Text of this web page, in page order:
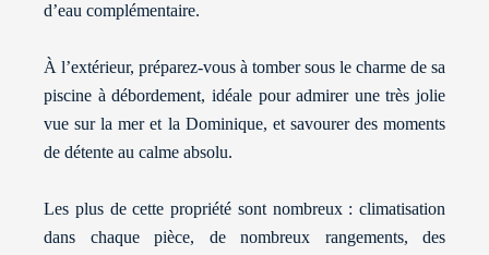
d’eau complémentaire.
À l’extérieur, préparez-vous à tomber sous le charme de sa
piscine à débordement, idéale pour admirer une très jolie
vue sur la mer et la Dominique, et savourer des moments
de détente au calme absolu.
Les plus de cette propriété sont nombreux : climatisation
dans chaque pièce, de nombreux rangements, des